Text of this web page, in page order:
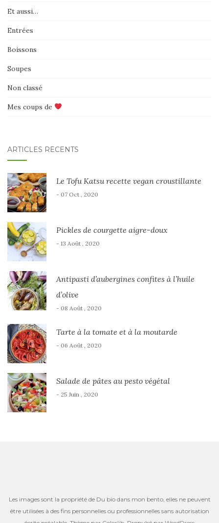
Et aussi…
Entrées
Boissons
Soupes
Non classé
Mes coups de
ARTICLES RÉCENTS
Le Tofu Katsu recette vegan croustillante
- 07 Oct , 2020
Pickles de courgette aigre-doux
- 13 Août , 2020
Antipasti d’aubergines confites à l’huile
d’olive
- 08 Août , 2020
Tarte à la tomate et à la moutarde
- 06 Août , 2020
Salade de pâtes au pesto végétal
- 25 Juin , 2020
Les images sont la propriété de Du bio dans mon bento, elles ne peuvent
être utilisées à des fins personnelles ou professionnelles sans autorisation